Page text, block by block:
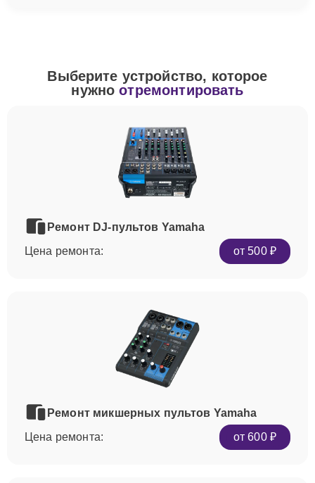
Выберите устройство, которое
нужноотремонтировать
Ремонт DJ-пультов Yamaha
Цена ремонта:
от 500 ₽
Ремонт микшерных пультов Yamaha
Цена ремонта:
от 600 ₽